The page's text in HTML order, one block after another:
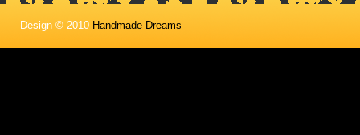
Design © 2010 Handmade Dreams